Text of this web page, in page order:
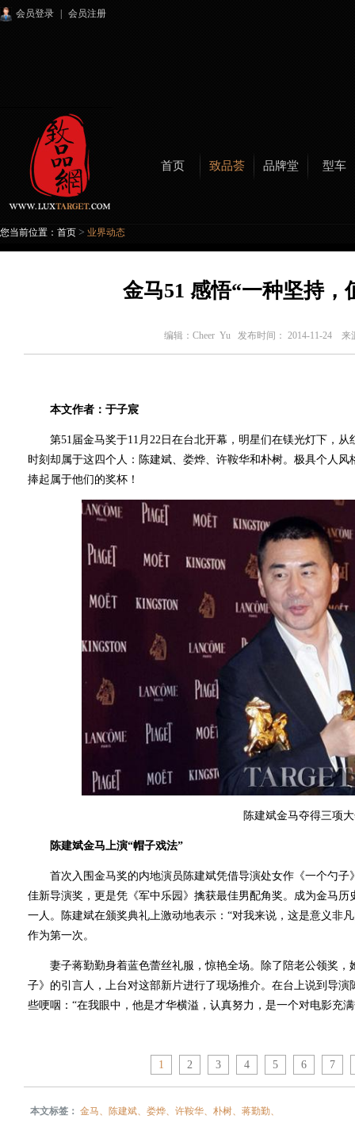
会员登录 会员注册
首页 致品荟 品牌堂 型车
您当前位置： 首页 > 业界动态
金马51 感悟“一种坚持，
编辑： Cheer Yu 发布时间： 2014-11-24 来
本文作者：于子宸
第51届金马奖于11月22日在台北开幕，明星们在镁光灯下，从
时刻却属于这四个人：陈建斌、娄烨、许鞍华和朴树。极具个人风
捧起属于他们的奖杯！
陈建斌金马夺得三项
陈建斌金马上演“帽子戏法”
首次入围金马奖的内地演员陈建斌凭借导演处女作《一个勺子
佳新导演奖，更是凭《军中乐园》擒获最佳男配角奖。成为金马
一人。陈建斌在颁奖典礼上激动地表示：“对我来说，这是意义非
作为第一次。
妻子蒋勤勤身着蓝色蕾丝礼服，惊艳全场。除了陪老公领奖，
子》的引言人，上台对这部新片进行了现场推介。在台上说到导
些哽咽：“在我眼中，他是才华横溢，认真努力，是一个对电影充
1 2 3 4 5 6 7
本文标签：金马、陈建斌、娄烨、许鞍华、朴树、蒋勤勤、